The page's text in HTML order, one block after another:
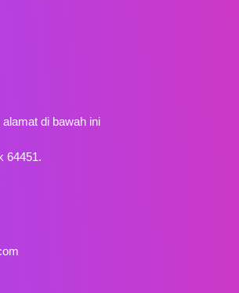
di bawah ini
64451.